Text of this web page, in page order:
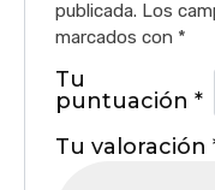
publicada. Los
marcados con *
Tu
puntuación*
Tu valoración